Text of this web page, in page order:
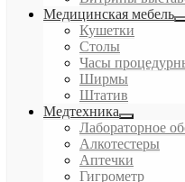
Медицинская мебель
Кушетки
Столы
Часы
Ширмы
Штатив
Медтехника
Лабораторное
Алкотестеры
Аптечки
Гигрометр